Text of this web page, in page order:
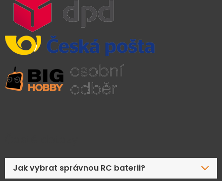
Jak vybrat správnou RC baterii?